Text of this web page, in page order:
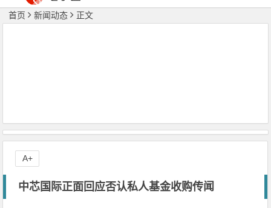
首页 新闻动态 正文
中芯国际正面回应否认私人基金收购传闻
A+